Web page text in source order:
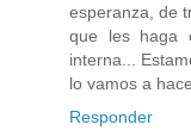
esperanza, de
que les haga
interna...
lo vamos a
Responder